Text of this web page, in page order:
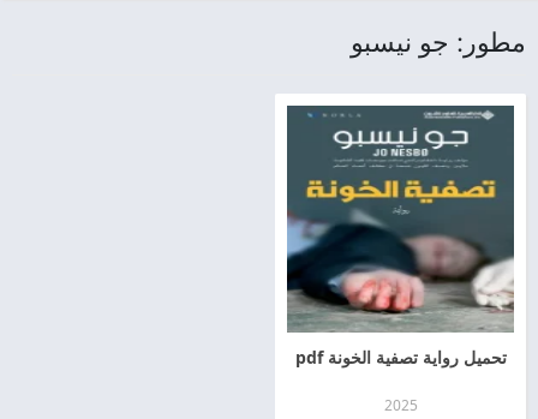
مطور: جو نيسبو
تحميل رواية تصفية الخونة pdf
2025